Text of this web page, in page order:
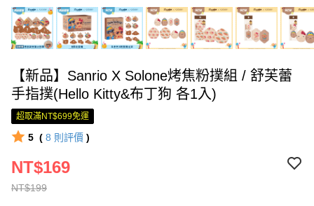
0:00
/
0:14
【新品】Sanrio X Solone烤焦粉撲組 / 舒芙蕾
手指撲(Hello Kitty&布丁狗 各1入)
超取滿NT$699免運
5 ( 8 則評價 )
NT$199
NT$169